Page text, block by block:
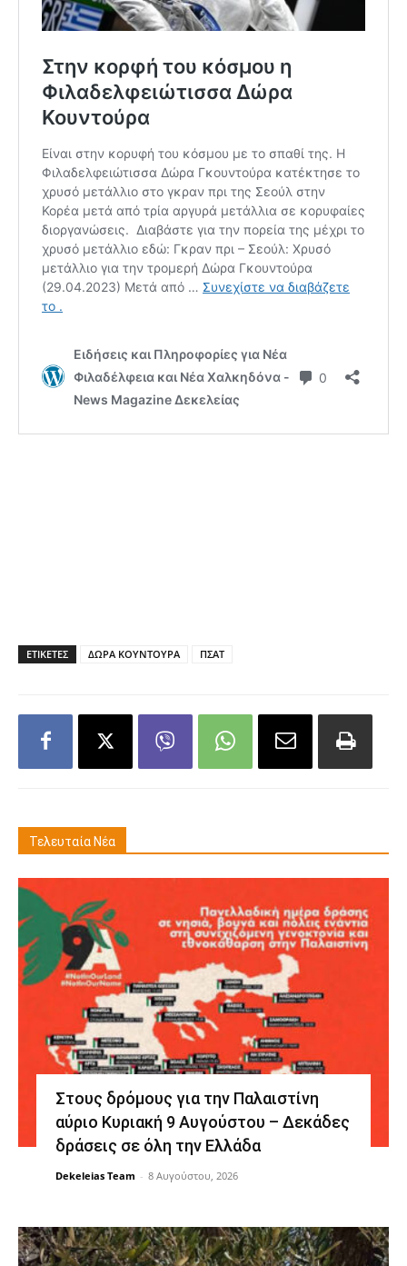
ΕΤΙΚΕΤΕΣ ΔΩΡΑ ΚΟΥΝΤΟΥΡΑ ΠΣΑΤ
Τελευταία Νέα
Στους δρόμους για την Παλαιστίνη
αύριο Κυριακή 9 Αυγούστου – Δεκάδες
δράσεις σε όλη την Ελλάδα
Dekeleias Team - 8 Αυγούστου, 2026